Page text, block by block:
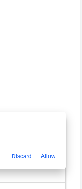
создавать
сайт, или
Discard Allow